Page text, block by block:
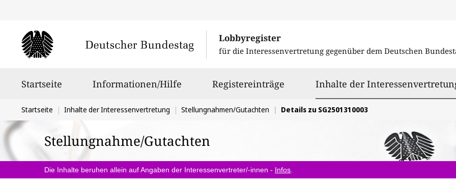
Lobbyregister
für die Interessenvertretung gegenüber dem Deutschen
Startseite Informationen/Hilfe Registereinträge Inhalte der
Sie
befinden
sich
hier:
Startseite Inhalte der Interessenvertretung Stellungnahmen/Gutachten Details zu SG2501310003
Stellungnahme/Gutachten
Die Inhalte beruhen allein auf Angaben der Interessenvertreter/-innen - Infos